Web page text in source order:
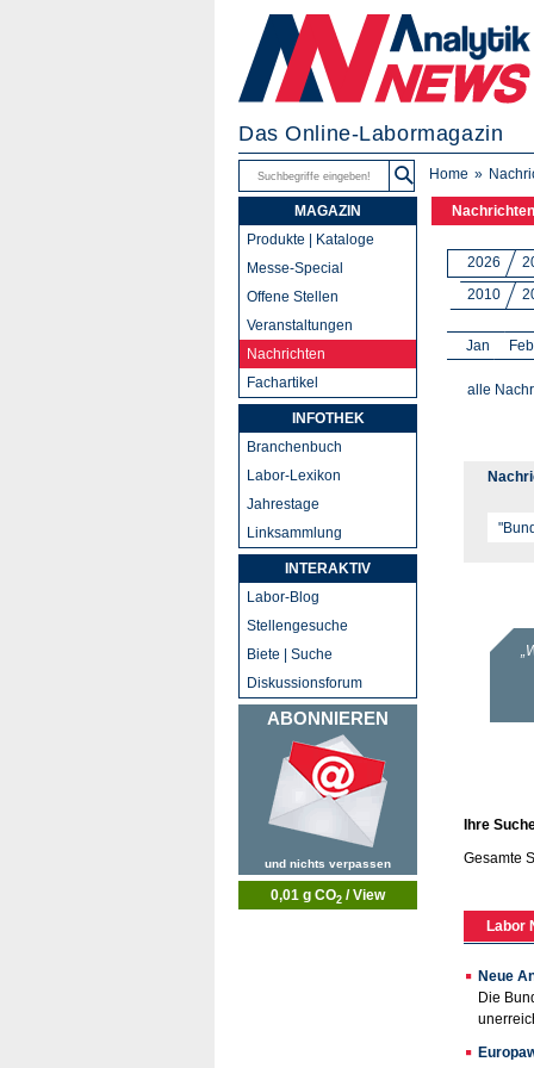
Das Online-Labormagazin
Home
Nachrichten
2026
2010
Jan Feb
alle
Ihre
Gesamte
Labor
Neue
Die
MAGAZIN
Produkte | Kataloge
Messe-Special
Offene Stellen
Veranstaltungen
Nachrichten
Fachartikel
INFOTHEK
Branchenbuch
Labor-Lexikon
Jahrestage
Linksammlung
INTERAKTIV
Labor-Blog
Stellengesuche
Biete | Suche
Diskussionsforum
ABONNIEREN
und nichts verpassen
0,01 g CO2 / View